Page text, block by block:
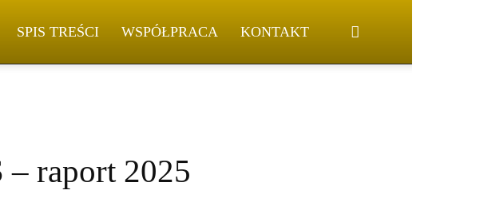
SPIS TREŚCI WSPÓŁPRACA KONTAKT
raport 2025